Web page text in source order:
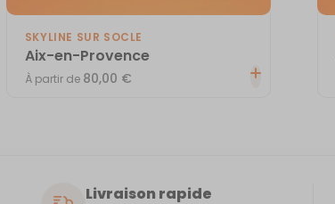
SKYLINE SUR SOCLE
Aix-en-Provence
À partir de 80,00 €
Livraison rapide